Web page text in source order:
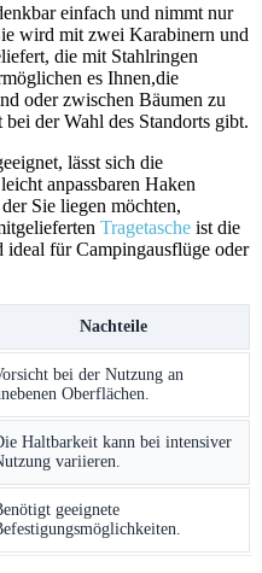
‍einfach und nimmt nur
wird mit zwei Karabinern und
die mit Stahlringen
es Ihnen,die
oder zwischen Bäumen zu
der Wahl des Standorts gibt.
⁢lässt sich die
anpassbaren Haken
Sie liegen möchten,
Tragetasche ist die ​
ideal für Campingausflüge oder
Nachteile
bei der​ Nutzung an
Oberflächen.
Haltbarkeit​ kann‌ bei intensiver
⁤variieren.
geeignete